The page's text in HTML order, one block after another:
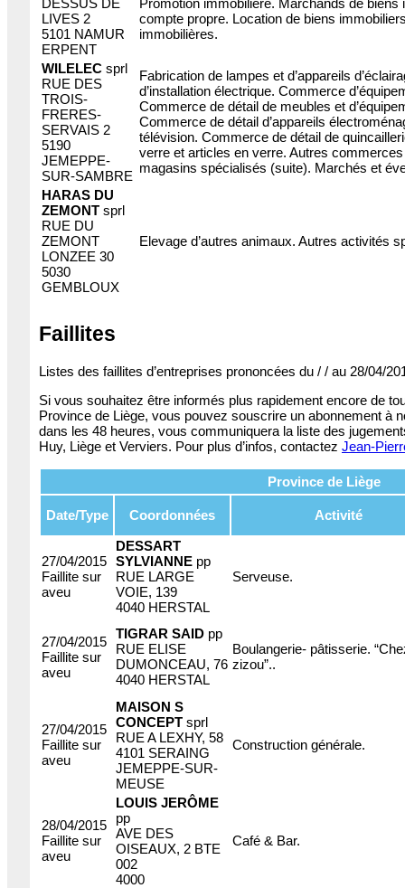
LIVES 2
5101 NAMUR
ERPENT
compte propre. Location de biens
immobilières.
WILELEC sprl
RUE DES
TROIS-
FRERES-
SERVAIS 2
5190
JEMEPPE-
SUR-SAMBRE
Fabrication de lampes et d’appareils
d’installation électrique. Commerce
Commerce de détail de meubles et
Commerce de détail d’appareils
télévision. Commerce de détail de
verre et articles en verre. Autres
magasins spécialisés (suite). Marchés et
HARAS DU
ZEMONT sprl
RUE DU
ZEMONT
LONZEE 30
5030
GEMBLOUX
Elevage d’autres animaux. Autres activités
Faillites
Listes des faillites d’entreprises prononcées du / / au 28/04/
Si vous souhaitez être informés plus rapidement encore de
Province de Liège, vous pouvez souscrire un abonnement à
dans les 48 heures, vous communiquera la liste des
Huy, Liège et Verviers. Pour plus d’infos, contactez Jean-
Province de Liège
Date/Type Coordonnées Activité
27/04/2015
Faillite sur
aveu
DESSART
SYLVIANNE pp
RUE LARGE
VOIE, 139
4040 HERSTAL
Serveuse.
27/04/2015
Faillite sur
aveu
TIGRAR SAID pp
RUE ELISE
DUMONCEAU, 76
4040 HERSTAL
Boulangerie- pâtisserie.
zizou”..
27/04/2015
Faillite sur
aveu
MAISON S
CONCEPT sprl
RUE A LEXHY, 58
4101 SERAING
JEMEPPE-SUR-
MEUSE
Construction générale.
28/04/2015
Faillite sur
aveu
LOUIS JERÔME
pp
AVE DES
OISEAUX, 2 BTE
002
4000
Café & Bar.